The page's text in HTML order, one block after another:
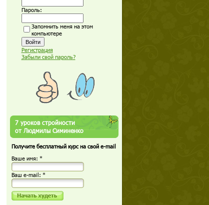
Пароль:
Запомнить меня на этом
компьютере
Регистрация
Забыли свой пароль?
7 уроков стройности
от Людмилы Симиненко
Получите бесплатный курс на свой e-mail
Ваше имя: *
Ваш е-mail: *